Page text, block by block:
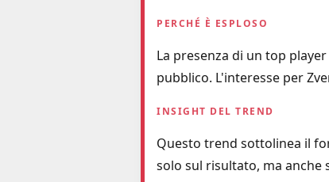
PERCHÉ È ESPLOSO
La presenza di un top
pubblico. L'interesse per
INSIGHT DEL TREND
Questo trend sottolinea il
solo sul risultato, ma